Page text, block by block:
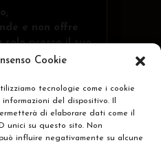
Cookie
tecnologie come i cookie
del dispositivo. Il
di elaborare dati come il
unici su questo sito. Non
influire negativamente su alcune
CERCA
solo presso il suo
+18 anni.
1 - 84091 -
IT05332240653